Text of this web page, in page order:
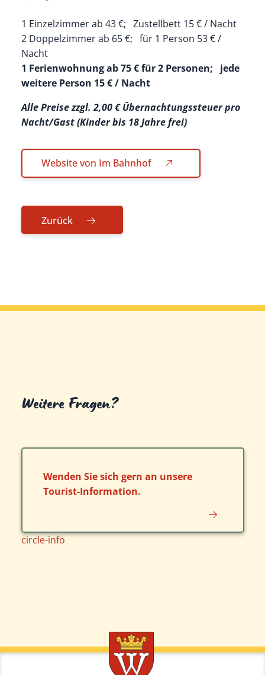
1 Einzelzimmer ab 43 €; Zustellbett 15 € / Nacht
2 Doppelzimmer ab 65 €; für 1 Person 53 € /
Nacht
1 Ferienwohnung ab 75 € für 2 Personen; jede
weitere Person 15 € / Nacht
Alle Preise zzgl. 2,00 € Übernachtungssteuer pro
Nacht/Gast (Kinder bis 18 Jahre frei)
Website von Im Bahnhof
Zurück
Weitere Fragen?
Wenden Sie sich gern an unsere
Tourist-Information.
circle-info